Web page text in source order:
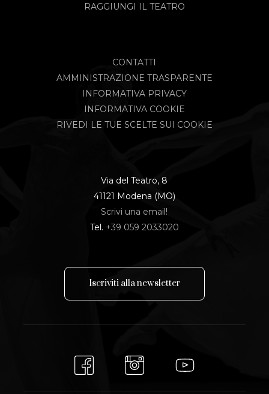
RAGGIUNGI IL TEATRO
CONTATTI
AMMINISTRAZIONE TRASPARENTE
INFORMATIVA PRIVACY
INFORMATIVA COOKIE
RIVEDI LE TUE SCELTE SUI COOKIE
Via del Teatro, 8
41121 Modena (MO)
Scrivi una email!
Tel. +39 059 2033020
Iscriviti allanewsletter